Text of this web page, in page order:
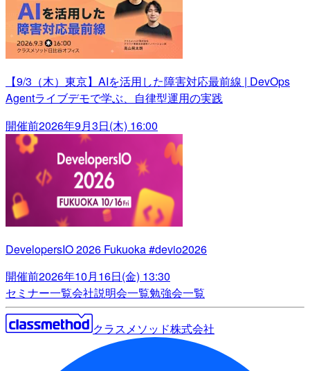
【9/3（木）東京】AIを活用した障害対応最前線 | DevOps
Agentライブデモで学ぶ、自律型運用の実践
開催前2026年9月3日(木) 16:00
DevelopersIO 2026 Fukuoka #devio2026
開催前2026年10月16日(金) 13:30
セミナー一覧会社説明会一覧勉強会一覧
クラスメソッド株式会社